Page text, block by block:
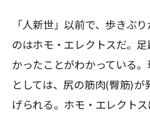
「人新世」以前で、歩きぶ
のはホモ・エレクトスだ。
かったことがわかっている
としては、尻の筋肉(臀筋)が
げられる。ホモ・エレクト